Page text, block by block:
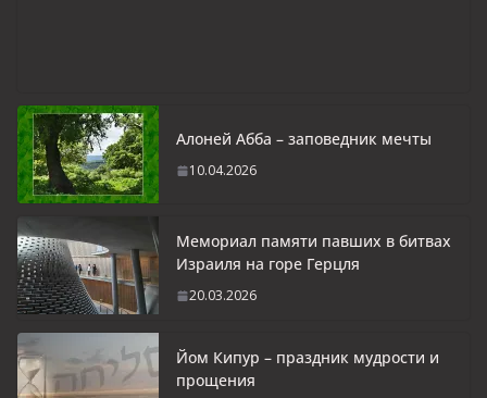
Алоней Абба – заповедник мечты
10.04.2026
Мемориал памяти павших в битвах
Израиля на горе Герцля
20.03.2026
Йом Кипур – праздник мудрости и
прощения